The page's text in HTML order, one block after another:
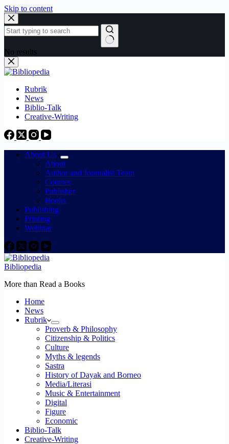
Skip to content
No results
Rubrik
News
Biblio-Talk
Creative-Writing
About Us
About
Author and Journalist Team
Courses
Publisher
Books
Publishing
Printing
Webinar
Bibliopedia
More than Read a Books
Home
News
Rubrik
Proverb & Philosophy
Citizenship & Politics
Culture
Myths & legends
Sastra
History of Dayak and Borneo
Media/Literasi
Music & Entertainment
Digital
Figure
Economic
Biblio-Talk
Creative-Writing